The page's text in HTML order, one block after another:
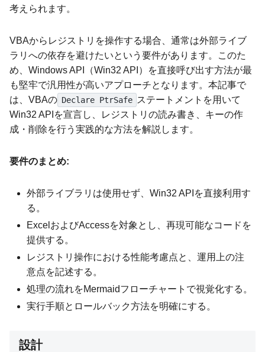
考えられます。
VBAからレジストリを操作する場合、通常は外部ライブ
ラリへの依存を避けたいという要件があります。このた
め、Windows API（Win32 API）を直接呼び出す方法が最
も堅牢で汎用性が高いアプローチとなります。本記事で
は、VBAの Declare PtrSafe ステートメントを用いて
Win32 APIを宣言し、レジストリの読み書き、キーの作
成・削除を行う実践的な方法を解説します。
要件のまとめ:
外部ライブラリは使用せず、Win32 APIを直接利用す
る。
ExcelおよびAccessを対象とし、再現可能なコードを
提供する。
レジストリ操作における性能考慮点と、運用上の注
意点を記述する。
処理の流れをMermaidフローチャートで視覚化する。
実行手順とロールバック方法を明確にする。
設計